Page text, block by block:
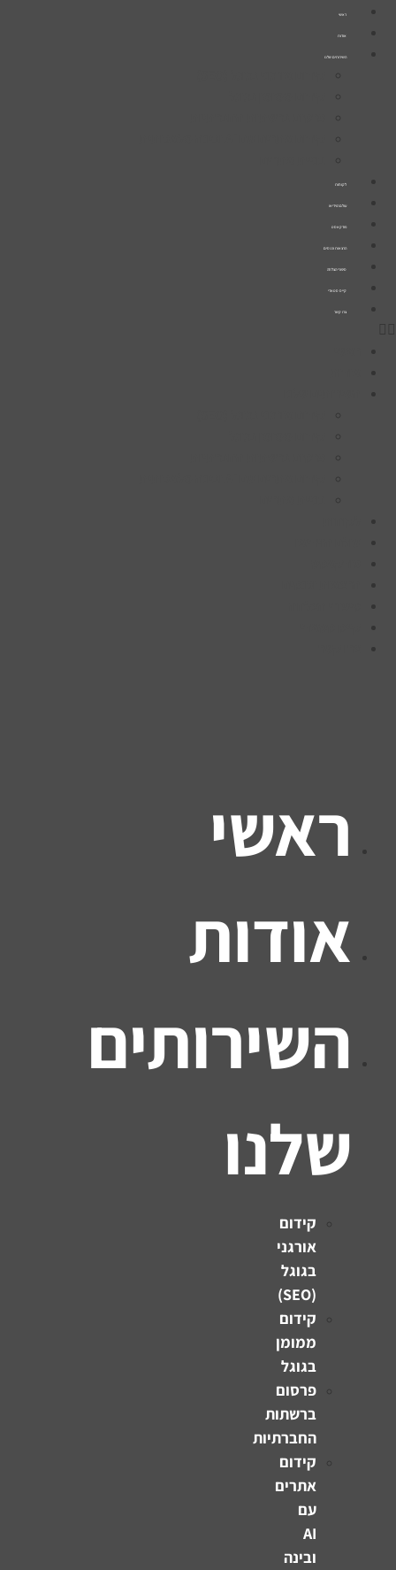
דלג
לתוכן
ראשי
אודות
השירותים שלנו
לקוחות
עולם הוידיאו
פודקאסט
הרצאות וכנסים
סיפורי הצלחה
קייס סטאדי
צרו קשר
ראשי
אודות
השירותים
שלנו
קידום
אורגני
בגוגל
(SEO)
קידום
ממומן
בגוגל
פרסום
ברשתות
החברתיות
קידום
אתרים
עם
AI
ובינה